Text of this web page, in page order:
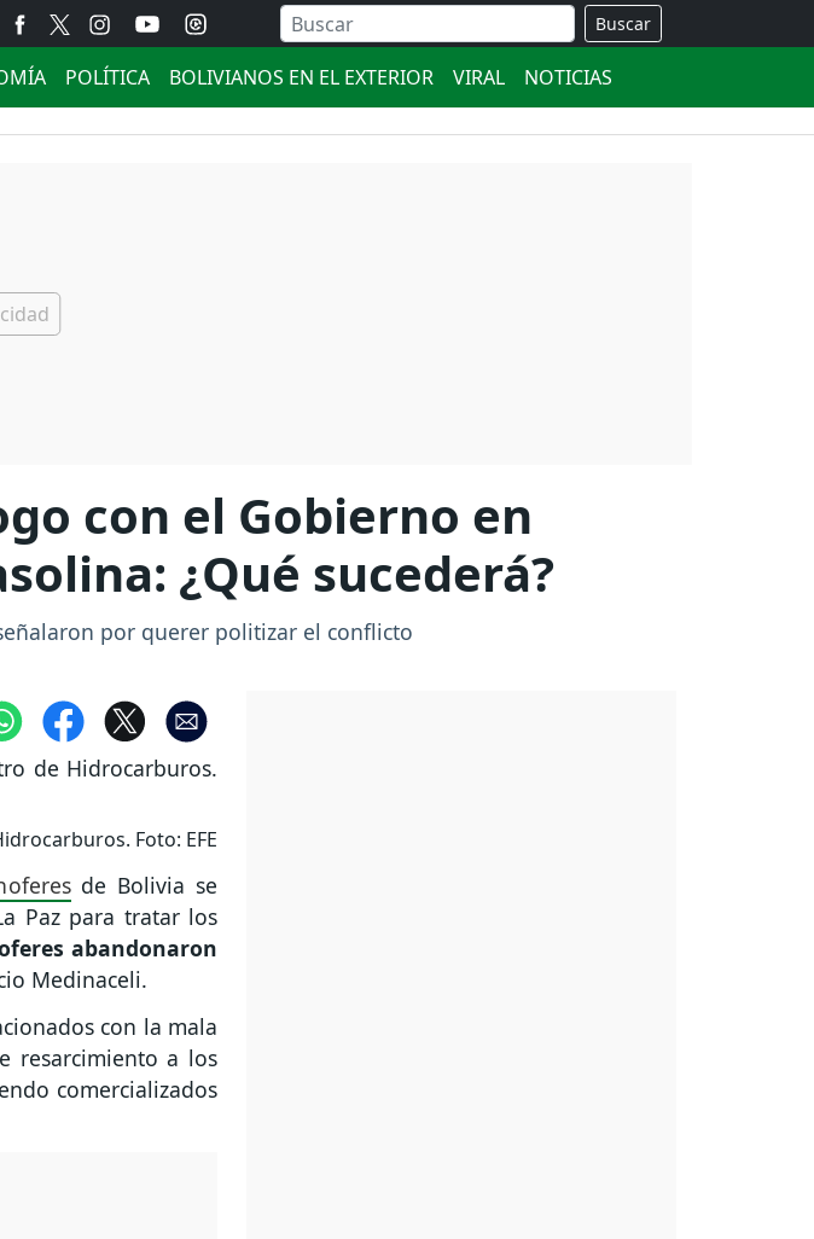
Buscar
POLÍTICA BOLIVIANOS EN EL EXTERIOR VIRAL NOTICIAS
con el Gobierno en
¿Qué sucederá?
por querer politizar el conflicto
Foto: EFE
de Bolivia se
Paz para tratar los
abandonaron
Medinaceli.
con la mala
resarcimiento a los
comercializados